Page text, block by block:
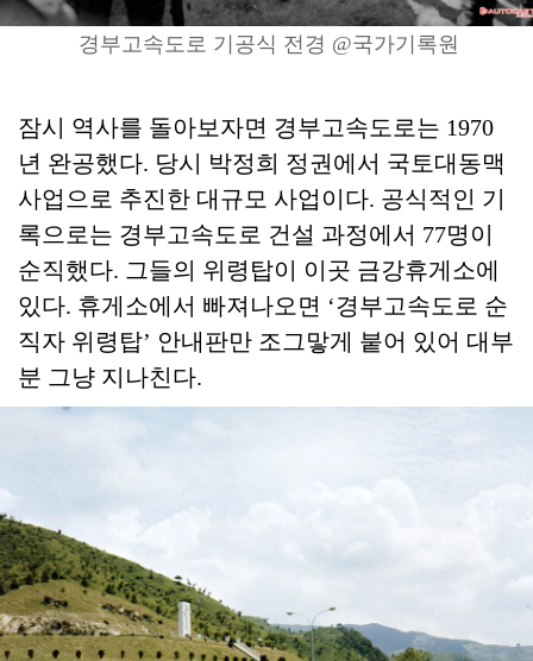
경부고속도로 기공식 전경 @국가기록원
잠시 역사를 돌아보자면 경부고속도로는 1970
년 완공했다. 당시 박정희 정권에서 국토대동맥
사업으로 추진한 대규모 사업이다. 공식적인 기
록으로는 경부고속도로 건설 과정에서 77명이
순직했다. 그들의 위령탑이 이곳 금강휴게소에
있다. 휴게소에서 빠져나오면 ‘경부고속도로 순
직자 위령탑’ 안내판만 조그맣게 붙어 있어 대부
분 그냥 지나친다.